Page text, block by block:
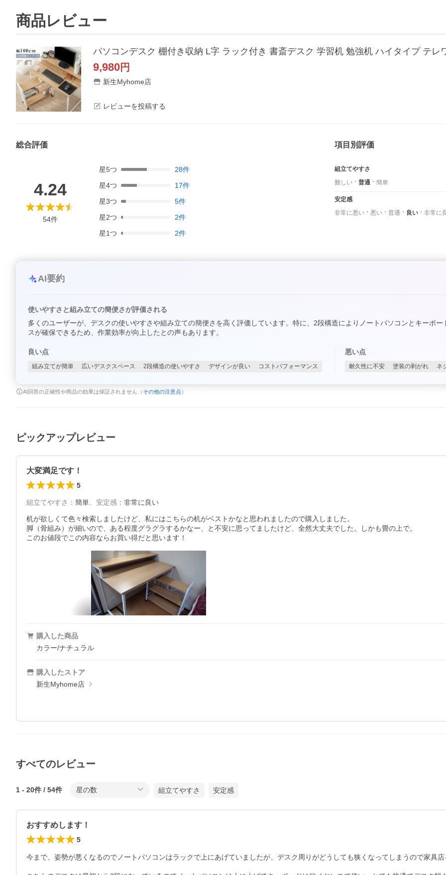
商品レビュー
9,980円
新生Myhome店
レビューを投稿する
総合評価
4.24
54件
星5つ 28件
星4つ 17件
星3つ 5件
星2つ 2件
星1つ 2件
項目別評価
組立てやすさ
難しい
普通 簡単
安定感
非常に悪い
悪い 普通 良い 非常に
AI要約
使いやすさと組み立ての簡便さが評価される
多くのユーザーが、デスクの使いやすさや組み立ての簡便さを高く評価しています。特に、2段構造によりノートパソコンとキーボ
スが確保できるため、作業効率が向上したとの声もあります。
良い点
組み立てが簡単 広いデスクスペース 2段構造の使いやすさ デザインが良い コストパフォーマンス
悪い点
耐久性に不安 塗装の剥がれ ネ
AI回答の正確性や商品の効果は保証されません（ その他の注意点 ）
ピックアップレビュー
大変満足です！
5
組立てやすさ ： 簡単 安定感 ： 非常に良い
机が欲しくて色々検索しましたけど、私にはこちらの机がベストかなと思われましたので購入しました。
脚（骨組み）が細いので、ある程度グラグラするかなー、と不安に思ってましたけど、全然大丈夫でした。しかも畳の上で。
このお値段でこの内容ならお買い得だと思います！
購入した商品
カラー/ナチュラル
購入したストア
新生Myhome店
すべてのレビュー
1 - 20件 / 54件 星の数 組立てやすさ 安定感
おすすめします！
5
今まで、姿勢が悪くなるのでノートパソコンはラックで上にあげていましたが、デスク周りがどうしても狭くなってしまうので家具